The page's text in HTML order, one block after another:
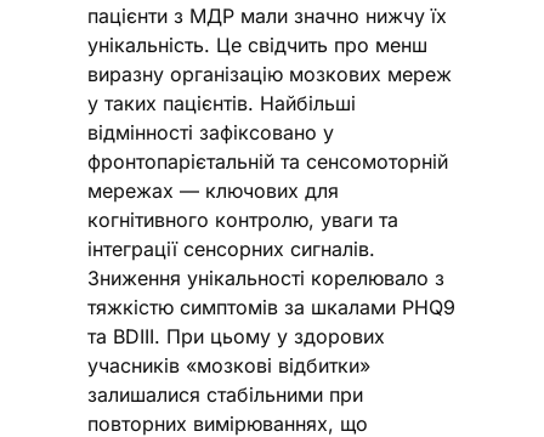
пацієнти з МДР мали значно нижчу їх
унікальність. Це свідчить про менш
виразну організацію мозкових мереж
у таких пацієнтів. Найбільші
відмінності зафіксовано у
фронтопарієтальній та сенсомоторній
мережах — ключових для
когнітивного контролю, уваги та
інтеграції сенсорних сигналів.
Зниження унікальності корелювало з
тяжкістю симптомів за шкалами PHQ9
та BDIII. При цьому у здорових
учасників «мозкові відбитки»
залишалися стабільними при
повторних вимірюваннях, що